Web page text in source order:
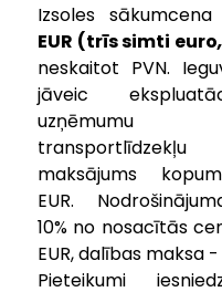
Izsoles
EUR (trīs simti euro,
neskaitot PVN.
jāveic
uzņēmumu
maksājums
EUR.
10% no nosacītās
EUR, dalības maksa -